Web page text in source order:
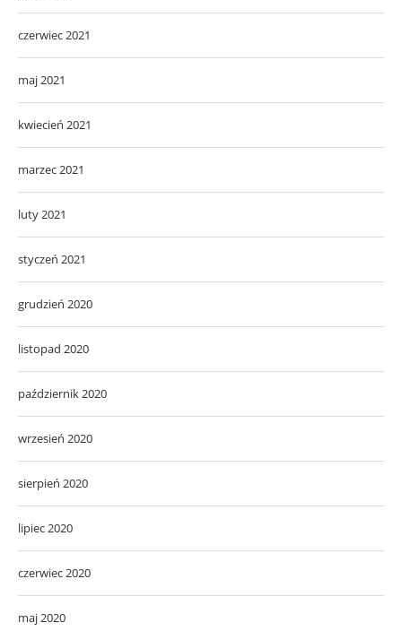
czerwiec 2021
maj 2021
kwiecień 2021
marzec 2021
luty 2021
styczeń 2021
grudzień 2020
listopad 2020
październik 2020
wrzesień 2020
sierpień 2020
lipiec 2020
czerwiec 2020
maj 2020